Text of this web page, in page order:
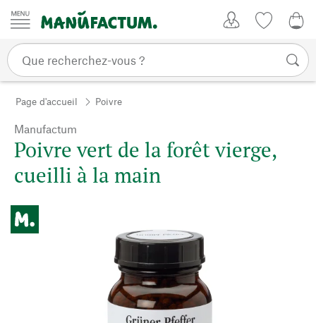
Passer au contenu
Page d'accueil Poivre
Manufactum
Poivre vert de la forêt vierge,
cueilli à la main